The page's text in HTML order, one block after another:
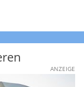
ANZEIGE